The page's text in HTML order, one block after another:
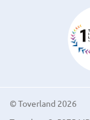
© Toverland 2026